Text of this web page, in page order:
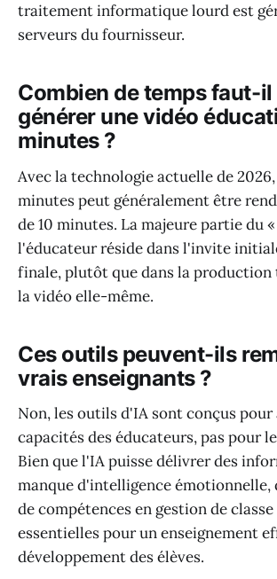
traitement informatique lourd est
serveurs du fournisseur.
Combien de temps faut-
générer une vidéo
minutes ?
Avec la technologie actuelle de
minutes peut généralement être
de 10 minutes. La majeure partie du
l'éducateur réside dans l'invite
finale, plutôt que dans la production
la vidéo elle-même.
Ces outils peuvent-ils
vrais enseignants ?
Non, les outils d'IA sont conçus pour
capacités des éducateurs, pas pour
Bien que l'IA puisse délivrer des
manque d'intelligence émotionnelle,
de compétences en gestion de
essentielles pour un enseignement
développement des élèves.